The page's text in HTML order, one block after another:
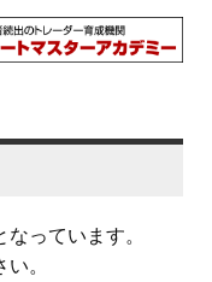
っています。
。